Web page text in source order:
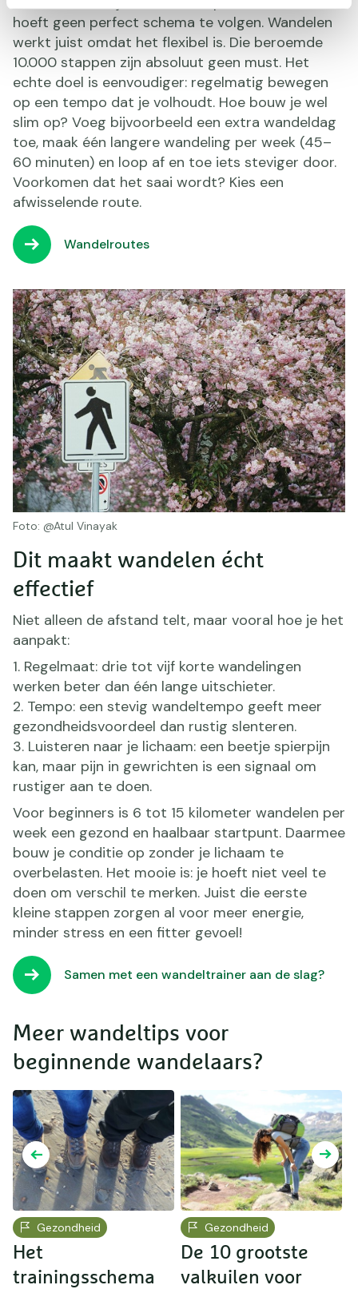
hoeft geen perfect schema te volgen. Wandelen
werkt juist omdat het flexibel is. Die beroemde
10.000 stappen zijn absoluut geen must. Het
echte doel is eenvoudiger: regelmatig bewegen
op een tempo dat je volhoudt. Hoe bouw je wel
slim op? Voeg bijvoorbeeld een extra wandeldag
toe, maak één langere wandeling per week (45–
60 minuten) en loop af en toe iets steviger door.
Voorkomen dat het saai wordt? Kies een
afwisselende route.
Wandelroutes
Foto: @Atul Vinayak
Dit maakt wandelen écht
effectief
Niet alleen de afstand telt, maar vooral hoe je het
aanpakt:
Regelmaat: drie tot vijf korte wandelingen
werken beter dan één lange uitschieter.
Tempo: een stevig wandeltempo geeft meer
gezondheidsvoordeel dan rustig slenteren.
Luisteren naar je lichaam: een beetje spierpijn
kan, maar pijn in gewrichten is een signaal om
rustiger aan te doen.
Voor beginners is 6 tot 15 kilometer wandelen per
week een gezond en haalbaar startpunt. Daarmee
bouw je conditie op zonder je lichaam te
overbelasten. Het mooie is: je hoeft niet veel te
doen om verschil te merken. Juist die eerste
kleine stappen zorgen al voor meer energie,
minder stress en een fitter gevoel!
Samen met een wandeltrainer aan de slag?
Meer wandeltips voor
beginnende wandelaars?
Gezondheid
Het
trainingsschema
Gezondheid
De 10 grootste
valkuilen voor